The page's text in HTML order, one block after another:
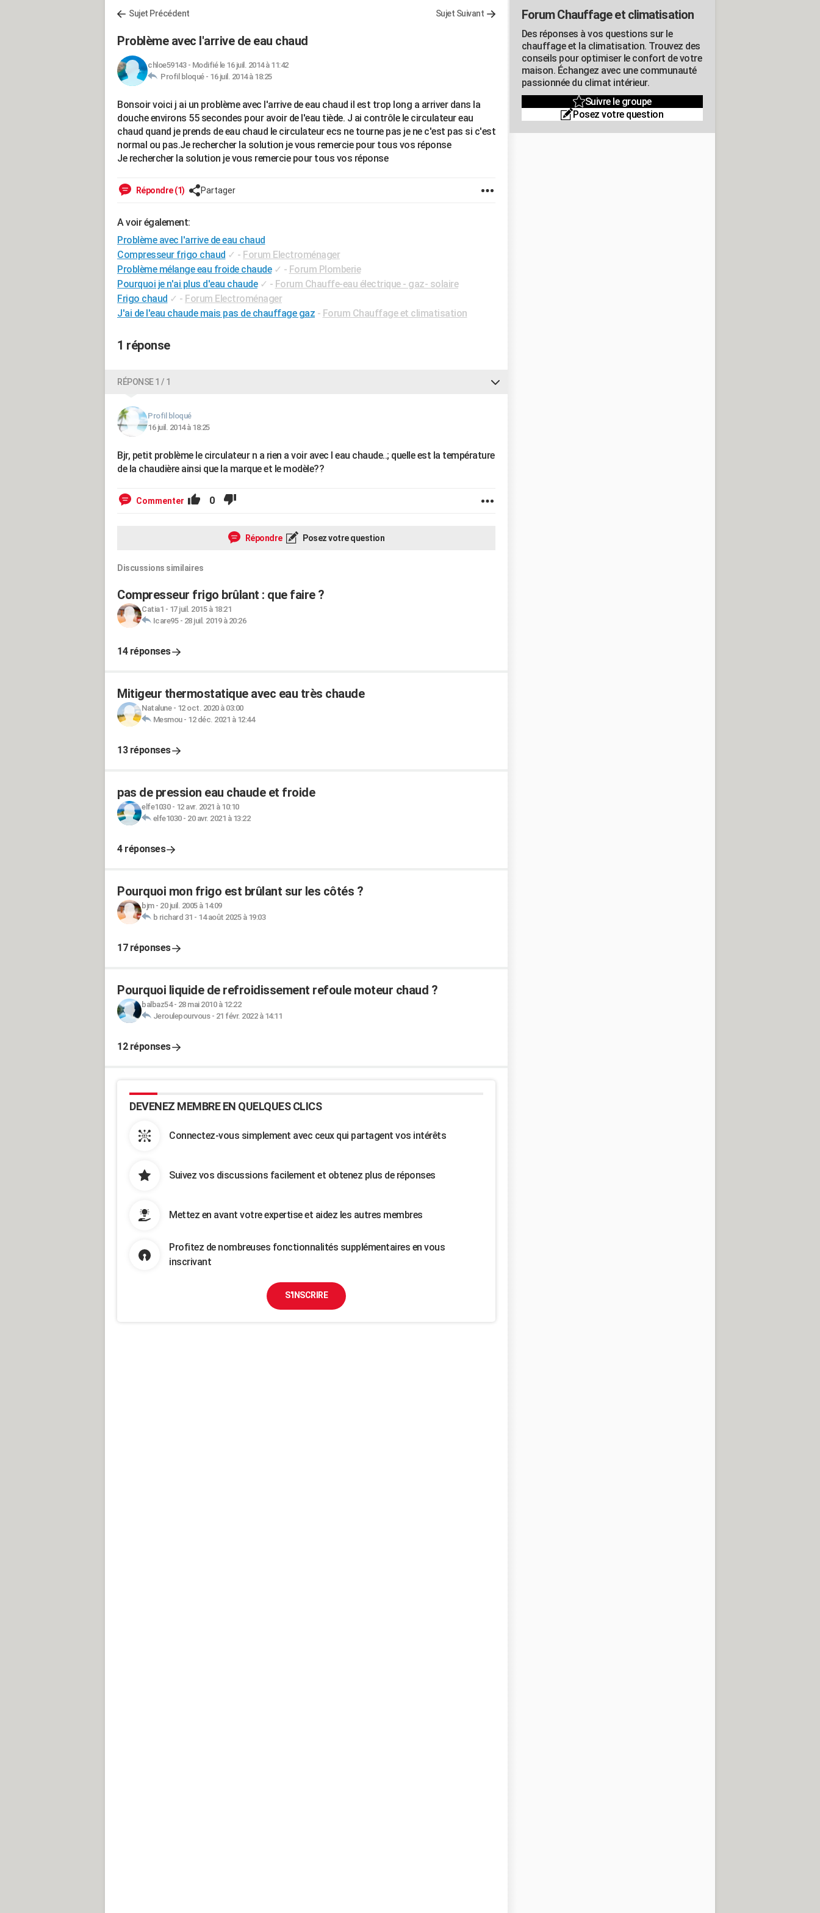
Sujet Précédent Sujet Suivant
Problème avec l'arrive de eau chaud
chloe59143- Modifié le 16 juil. 2014 à 11:42
Profil bloqué - 16 juil. 2014 à 18:25
Bonsoir voici j ai un problème avec l'arrive de eau chaud il est trop long a arriver dans la
douche environs 55 secondes pour avoir de l'eau tiède. J ai contrôle le circulateur eau
chaud quand je prends de eau chaud le circulateur ecs ne tourne pas je ne c'est pas si c'est
normal ou pas.Je rechercher la solution je vous remercie pour tous vos réponse
Je rechercher la solution je vous remercie pour tous vos réponse
Répondre (1) Partager
A voir également:
Problème avec l'arrive de eau chaud
Compresseur frigo chaud ✓ - Forum Electroménager
Problème mélange eau froide chaude ✓ - Forum Plomberie
Pourquoi je n'ai plus d'eau chaude ✓ - Forum Chauffe-eau électrique - gaz- solaire
Frigo chaud ✓ - Forum Electroménager
J'ai de l'eau chaude mais pas de chauffage gaz - Forum Chauffage et climatisation
1 réponse
RÉPONSE 1 / 1
Profil bloqué
16 juil. 2014 à 18:25
Bjr, petit problème le circulateur n a rien a voir avec l eau chaude..; quelle est la température
de la chaudière ainsi que la marque et le modèle??
Commenter 0
Répondre Posez votre question
Discussions similaires
Compresseur frigo brûlant : que faire ?
Catia1 - 17 juil. 2015 à 18:21
Icare95- 28 juil. 2019 à 20:26
14 réponses
Mitigeur thermostatique avec eau très chaude
Natalune- 12 oct. 2020 à 03:00
Mesmou- 12 déc. 2021 à 12:44
13 réponses
pas de pression eau chaude et froide
elfe1030- 12 avr. 2021 à 10:10
elfe1030- 20 avr. 2021 à 13:22
4 réponses
Pourquoi mon frigo est brûlant sur les côtés ?
bjm- 20 juil. 2005 à 14:09
b richard 31 - 14 août 2025 à 19:03
17 réponses
Pourquoi liquide de refroidissement refoule moteur chaud ?
balbaz54- 28 mai 2010 à 12:22
Jeroulepourvous- 21 févr. 2022 à 14:11
12 réponses
DEVENEZ MEMBRE EN QUELQUES CLICS
Connectez-vous simplement avec ceux qui partagent vos intérêts
Suivez vos discussions facilement et obtenez plus de réponses
Mettez en avant votre expertise et aidez les autres membres
Profitez de nombreuses fonctionnalités supplémentaires en vous
inscrivant
S'INSCRIRE
Forum Chauffage et climatisation
Des réponses à vos questions sur le
chauffage et la climatisation. Trouvez des
conseils pour optimiser le confort de votre
maison. Échangez avec une communauté
passionnée du climat intérieur.
Suivre le groupe
Posez votre question